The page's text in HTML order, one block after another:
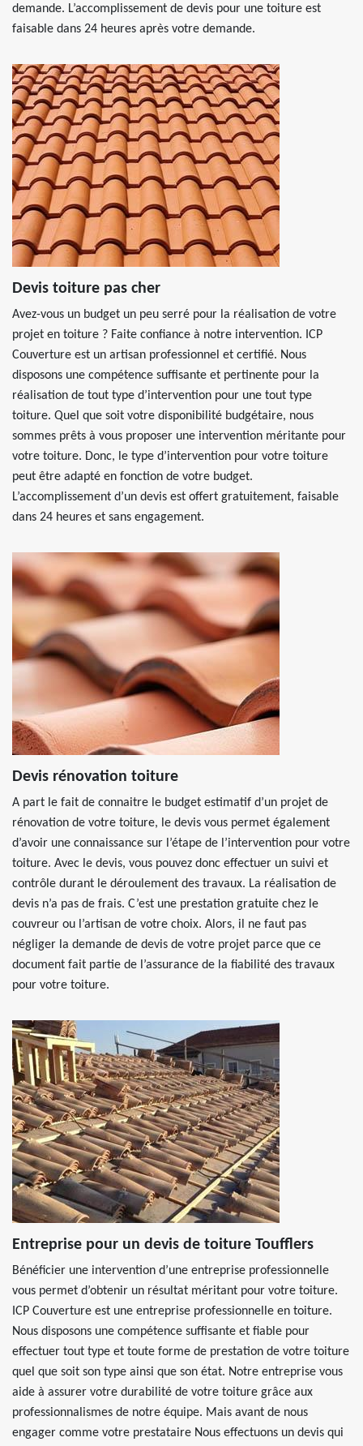
demande. L’accomplissement de devis pour une toiture est
faisable dans 24 heures après votre demande.
Devis toiture pas cher
Avez-vous un budget un peu serré pour la réalisation de votre
projet en toiture ? Faite confiance à notre intervention. ICP
Couverture est un artisan professionnel et certifié. Nous
disposons une compétence suffisante et pertinente pour la
réalisation de tout type d’intervention pour une tout type
toiture. Quel que soit votre disponibilité budgétaire, nous
sommes prêts à vous proposer une intervention méritante pour
votre toiture. Donc, le type d’intervention pour votre toiture
peut être adapté en fonction de votre budget.
L’accomplissement d’un devis est offert gratuitement, faisable
dans 24 heures et sans engagement.
Devis rénovation toiture
A part le fait de connaitre le budget estimatif d’un projet de
rénovation de votre toiture, le devis vous permet également
d’avoir une connaissance sur l’étape de l’intervention pour votre
toiture. Avec le devis, vous pouvez donc effectuer un suivi et
contrôle durant le déroulement des travaux. La réalisation de
devis n’a pas de frais. C’est une prestation gratuite chez le
couvreur ou l’artisan de votre choix. Alors, il ne faut pas
négliger la demande de devis de votre projet parce que ce
document fait partie de l’assurance de la fiabilité des travaux
pour votre toiture.
Entreprise pour un devis de toiture Toufflers
Bénéficier une intervention d’une entreprise professionnelle
vous permet d’obtenir un résultat méritant pour votre toiture.
ICP Couverture est une entreprise professionnelle en toiture.
Nous disposons une compétence suffisante et fiable pour
effectuer tout type et toute forme de prestation de votre toiture
quel que soit son type ainsi que son état. Notre entreprise vous
aide à assurer votre durabilité de votre toiture grâce aux
professionnalismes de notre équipe. Mais avant de nous
engager comme votre prestataire Nous effectuons un devis qui